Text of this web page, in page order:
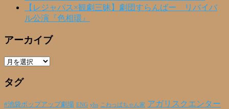
【レジャパス×観劇三昧】劇団すらんばー リバイバ
ル公演『色相環』
アーカイブ
ア
カ
ブ
タグ
#池袋ポップアップ劇場 ENG yhs こわっぱちゃん家 アガリスクエンター